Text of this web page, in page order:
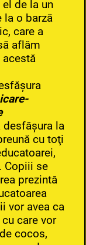
de la un
la o barză
care a
aflăm
acestă
desfăşura la
cu toţi
Copiii se
prezintă
vor avea ca
care vor
cocos,